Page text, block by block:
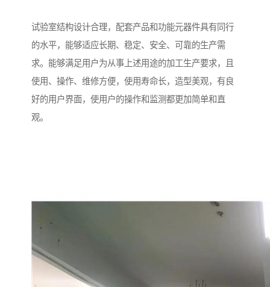
试验室结构设计合理，配套产品和功能元器件具有同行
的水平，能够适应长期、稳定、安全、可靠的生产需
求。能够满足用户为从事上述用途的加工生产要求，且
使用、操作、维修方便，使用寿命长，造型美观，有良
好的用户界面，使用户的操作和监测都更加简单和直
观。